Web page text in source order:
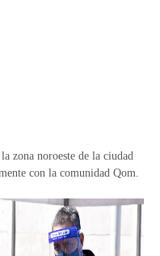
zona noroeste de la ciudad
con la comunidad Qom.